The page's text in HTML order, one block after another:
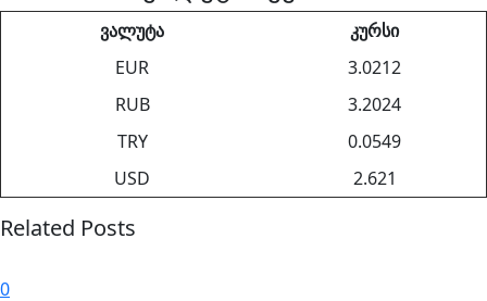
ვალუტა
კურსი
EUR
3.0212
RUB
3.2024
TRY
0.0549
USD
2.621
Related Posts
0